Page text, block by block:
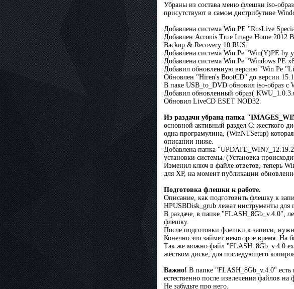
Убраны из состава меню флешки iso-
присутствуют в самом дистрибутиве
Добавлена система Win PE "RusLive
Добавлен Acronis True Image Home 2012
Backup & Recovery 10 RUS.
Добавлена система Win Pe "Win(Y)PE by
Добавлена система Win Pe "Windows PE
Добавил обновленную версию "Win Pe
Обновлен "Hiren's BootCD" до версии 15.1
В паке USB_to_DVD обновил iso-образ с
Добавил обновленный образ(
Обновил LiveCD ESET NOD32.
Из раздачи убрана папка
основной активный раздел С: жесткого
одна програмулина, (WinNTSetup)
описании ниже.
Добавлена папка
установки системы. (Установка
Изменил ключ в файле ответов, теперь
для XP, на момент публикации
Подготовка флешки к работе.
Описание, как подготовить флешку к
HPUSBDisk_grub лежат инструменты для
В раздаче, в папке "FLASH_8Gb_v.4.0",
флешку.
После подготовки флешки к записи,
Конечно это займет некоторое время. На
Так же можно файл
жёстком диске, для последующего
Важно! В папке "FLASH_8Gb_v.4.0" есть
естественно после извлечения файлов на
Не забудьте про него.